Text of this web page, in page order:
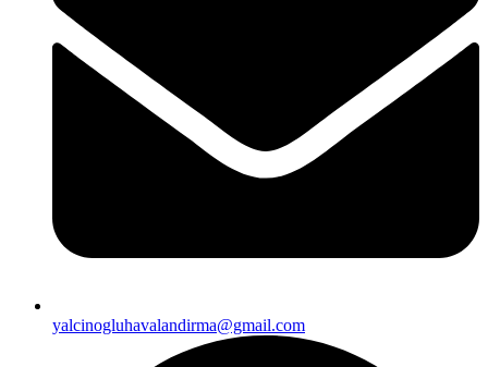
yalcinogluhavalandirma@gmail.com